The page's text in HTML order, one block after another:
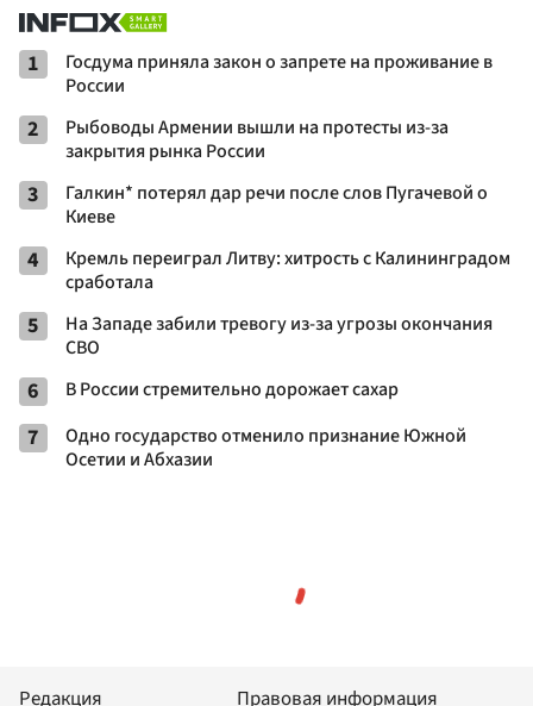
1
Госдума приняла закон о запрете на проживание в
России
2
Рыбоводы Армении вышли на протесты из-за
закрытия рынка России
3
Галкин* потерял дар речи после слов Пугачевой о
Киеве
4
Кремль переиграл Литву: хитрость с Калининградом
сработала
5
На Западе забили тревогу из-за угрозы окончания
СВО
6 В России стремительно дорожает сахар
7
Одно государство отменило признание Южной
Осетии и Абхазии
Редакция
Правовая информация